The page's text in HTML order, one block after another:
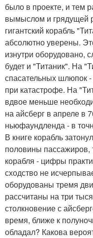
было в проекте, и тем
вымыслом и грядущей
гигантский корабль
абсолютно уверены.
изнутри оборудовано,
будет и "Титаник". На
спасательных шлюпок
при катастрофе. На
вдвое меньше
на айсберг в апреле в
ньюфаундленда - в
В книге корабль
половины пассажиров,
корабля - цифры
сходство не
оборудованы тремя
рассчитаны на три
столкновение с
время, ближе к
обладал? Какова